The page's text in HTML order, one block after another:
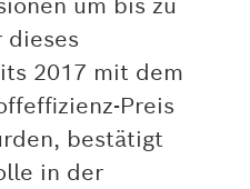
dieses
2017 mit dem
Preis
bestätigt
in der